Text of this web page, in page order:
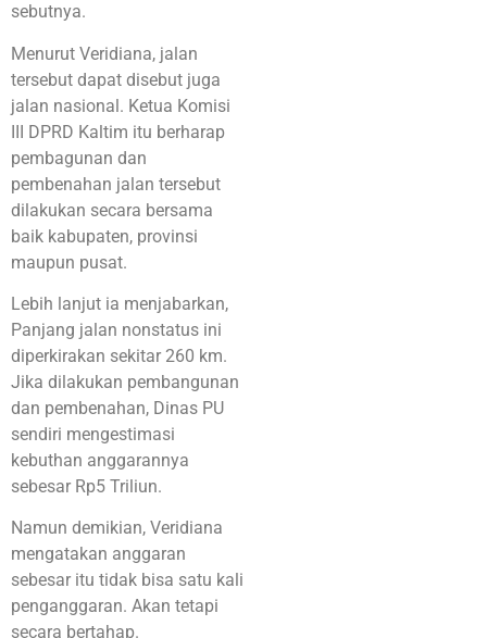
sebutnya.
Menurut Veridiana, jalan
tersebut dapat disebut juga
jalan nasional. Ketua Komisi
III DPRD Kaltim itu berharap
pembagunan dan
pembenahan jalan tersebut
dilakukan secara bersama
baik kabupaten, provinsi
maupun pusat.
Lebih lanjut ia menjabarkan,
Panjang jalan nonstatus ini
diperkirakan sekitar 260 km.
Jika dilakukan pembangunan
dan pembenahan, Dinas PU
sendiri mengestimasi
kebuthan anggarannya
sebesar Rp5 Triliun.
Namun demikian, Veridiana
mengatakan anggaran
sebesar itu tidak bisa satu kali
penganggaran. Akan tetapi
secara bertahap.